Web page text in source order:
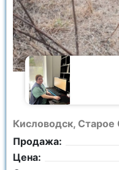
Кисловодск, Старое
Продажа:
Цена: